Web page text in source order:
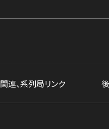
関連、系列局リンク